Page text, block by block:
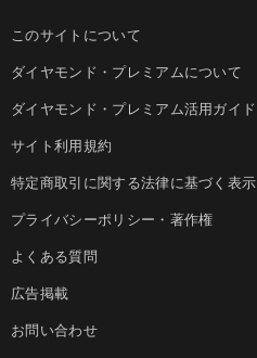
このサイトについて
ダイヤモンド・プレミアムについて
ダイヤモンド・プレミアム活用ガイド
サイト利用規約
特定商取引に関する法律に基づく表示
プライバシーポリシー・著作権
よくある質問
広告掲載
お問い合わせ